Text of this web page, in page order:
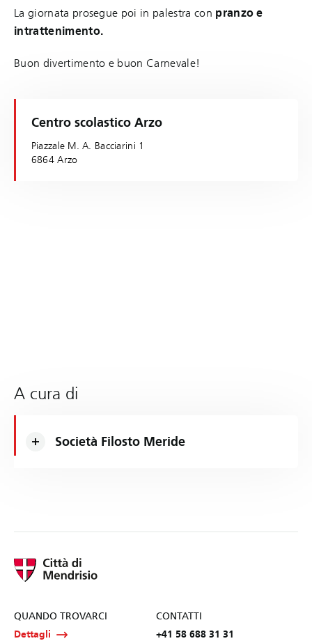
La giornata prosegue poi in palestra con pranzo e
intrattenimento.
Buon divertimento e buon Carnevale!
Centro scolastico Arzo
Piazzale M. A. Bacciarini 1
6864 Arzo
A cura di
Società Filosto Meride
QUANDO TROVARCI
Dettagli
CONTATTI
+41 58 688 31 31